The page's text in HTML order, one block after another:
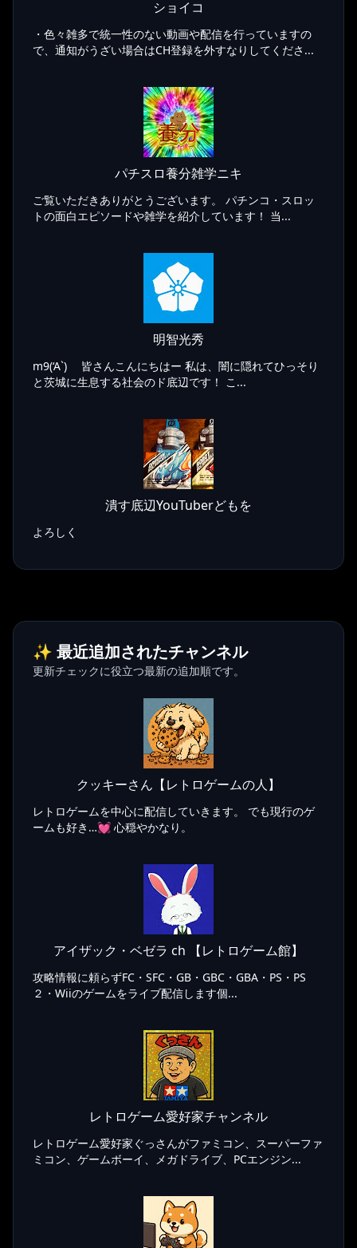
ショイコ
・色々雑多で統一性のない動画や配信を行っていますの
で、通知がうざい場合はCH登録を外すなりしてくださ...
パチスロ養分雑学ニキ
ご覧いただきありがとうございます。 パチンコ・スロッ
トの面白エピソードや雑学を紹介しています！ 当...
明智光秀
m9(‘A`) 皆さんこんにちはー 私は、闇に隠れてひっそり
と茨城に生息する社会のド底辺です！ こ...
潰す底辺YouTuberどもを
よろしく
✨ 最近追加されたチャンネル
更新チェックに役立つ最新の追加順です。
クッキーさん【レトロゲームの人】
レトロゲームを中心に配信していきます。 でも現行のゲ
ームも好き…💓 心穏やかなり。
アイザック・ベゼラ ch 【レトロゲーム館】
攻略情報に頼らずFC・SFC・GB・GBC・GBA・PS・PS
２・Wiiのゲームをライブ配信します個...
レトロゲーム愛好家チャンネル
レトロゲーム愛好家ぐっさんがファミコン、スーパーファ
ミコン、ゲームボーイ、メガドライブ、PCエンジン...